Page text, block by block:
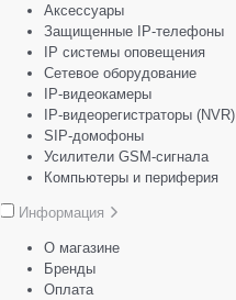
Аксессуары
Защищенные IP-телефоны
IP системы оповещения
Сетевое оборудование
IP-видеокамеры
IP-видеорегистраторы (NVR)
SIP-домофоны
Усилители GSM-сигнала
Компьютеры и периферия
Информация
О магазине
Бренды
Оплата